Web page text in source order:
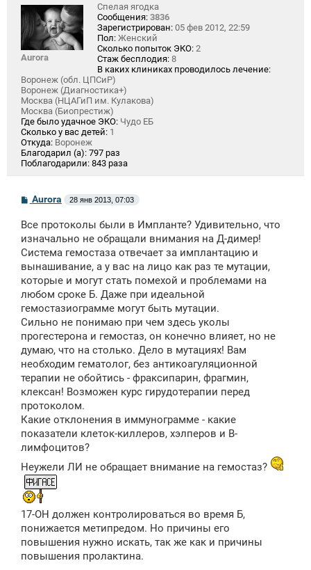
Aurora
Спелая ягодка
Сообщения: 3836
Зарегистрирован: 05 фев 2012, 22:59
Пол: Женский
Сколько попыток ЭКО: 2
Стаж бесплодия: 8
В каких клиниках проводилось лечение:
Воронеж (обл. ЦПСиР)
Воронеж (Диагностика+)
Москва (НЦАГиП им. Кулакова)
Москва (Биопрестиж)
Где было удачное ЭКО: Чудо ЕБ
Сколько у вас детей: 1
Откуда: Воронеж
Благодарил (а): 797 раз
Поблагодарили: 843 раза
С
о
б
щ
н
и
Aurora 28 янв 2013, 07:03
Все протоколы были в Импланте? Удивительно, что
изначально не обращали внимания на Д-димер!
Система гемостаза отвечает за имплантацию и
вынашивание, а у вас на лицо как раз те мутации,
которые и могут стать помехой и проблемами на
любом сроке Б. Даже при идеальной
гемостазиограмме могут быть мутации.
Сильно не понимаю при чем здесь уколы
прогестерона и гемостаз, он конечно влияет, но не
думаю, что на столько. Дело в мутациях! Вам
необходим гематолог, без антикоагуляционной
терапии не обойтись - фраксипарин, фрагмин,
клексан! Возможен курс гирудотерапии перед
протоколом.
Какие отклонения в иммунограмме - какие
показатели клеток-киллеров, хэлперов и В-
лимфоцитов?
Неужели ЛИ не обращает внимание на гемостаз?
17-ОН должен контролироваться во время Б,
понижается метипредом. Но причины его
повышения нужно искать, так же как и причины
повышения пролактина.